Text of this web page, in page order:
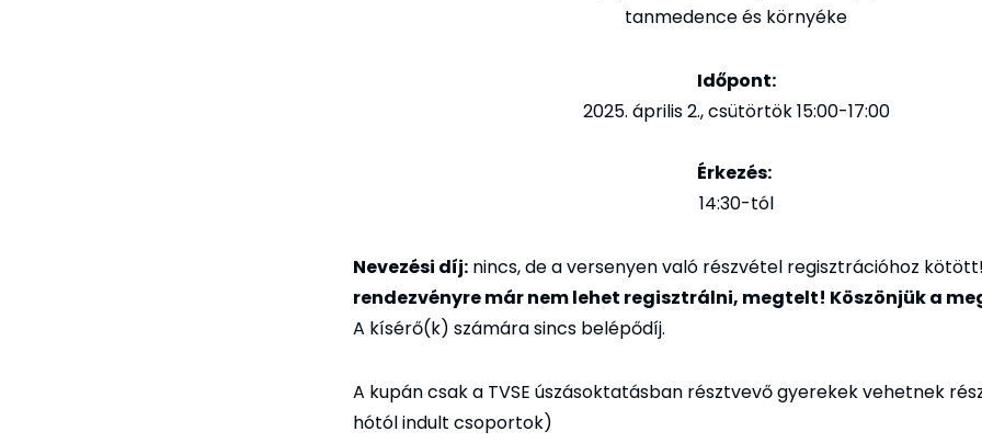
tanmedence és környéke
Időpont:
2025. április 2., csütörtök 15:00-17:00
Érkezés:
14:30-tól
Nevezési díj:nincs, de a versenyen való részvétel regisztrációhoz kötött!
rendezvényre már nem lehet regisztrálni, megtelt! Köszönjük a
A kísérő(k) számára sincs belépődíj.
A kupán csak a TVSE úszásoktatásban résztvevő gyerekek vehetnek
hótól indult csoportok)